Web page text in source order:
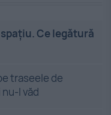
Ce legătură
traseele de
l văd